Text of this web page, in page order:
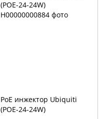
PoE инжектор Ubiquiti
(POE-24-24W)